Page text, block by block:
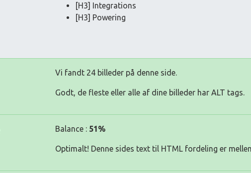
[H3] Integrations
[H3] Powering
Vi fandt 24 billeder på denne side.
Godt, de fleste eller alle af dine billeder har ALT tags.
Balance : 51%
Optimalt! Denne sides text til HTML fordeling er